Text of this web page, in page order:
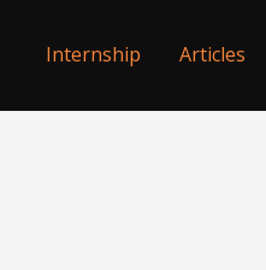
Articles
Internship